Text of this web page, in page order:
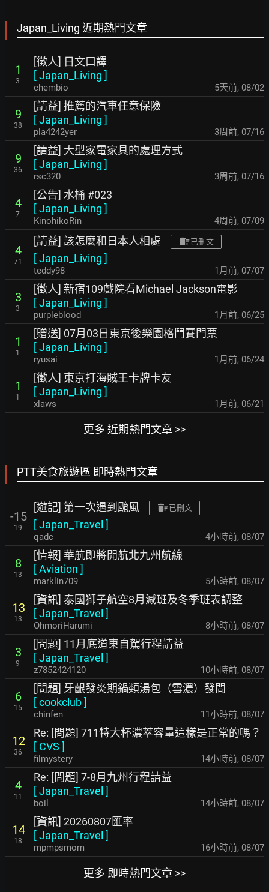
Japan_Living 近期熱門文章
1
3
[徵人] 日文口譯
[Japan_Living ]
chembio 5天前, 08/02
9
38
[請益] 推薦的汽車任意保險
[Japan_Living ]
pla4242yer 3周前, 07/16
9
36
[請益] 大型家電家具的處理方式
[Japan_Living ]
rsc320 3周前, 07/16
4
7
[公告] 水桶 #023
[Japan_Living ]
KinohikoRin 4周前, 07/09
4
71
[請益] 該怎麼和日本人相處 已刪文
[Japan_Living ]
teddy98 1月前, 07/07
3
3
[徵人] 新宿109戲院看Michael Jackson電影
[Japan_Living ]
purpleblood 1月前, 06/25
1
1
[贈送] 07月03日東京後樂園格鬥賽門票
[Japan_Living ]
ryusai 1月前, 06/24
1
1
[徵人] 東京打海賊王卡牌卡友
[Japan_Living ]
xlaws 1月前, 06/21
更多 近期熱門文章 >>
PTT美食旅遊區 即時熱門文章
-15
19
[遊記] 第一次遇到颱風 已刪文
[Japan_Travel ]
qadc 4小時前, 08/07
8
13
[情報] 華航即將開航北九州航線
[Aviation ]
marklin709 5小時前, 08/07
13
13
[資訊] 泰國獅子航空8月減班及冬季班表調整
[Japan_Travel ]
OhmoriHarumi 8小時前, 08/07
3
9
[問題] 11月底道東自駕行程請益
[Japan_Travel ]
z7852424120 10小時前, 08/07
6
15
[問題] 牙齦發炎期鍋類湯包（雪濃）發問
[cookclub]
chinfen 11小時前, 08/07
12
36
Re: [問題] 711特大杯濃萃容量這樣是正常的嗎？
[ CVS ]
filmystery 14小時前, 08/07
4
11
Re: [問題] 7-8月九州行程請益
[Japan_Travel ]
boil 14小時前, 08/07
14
18
[資訊] 20260807匯率
[Japan_Travel ]
mpmpsmom 16小時前, 08/07
更多 即時熱門文章 >>